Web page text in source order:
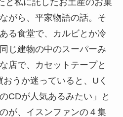
がら、平家物語の話。そ
る食堂で、カルビとか冷
じ建物の中のスーパーみ
店で、カセットテープと
うか迷っていると、Uく
CDが人気あるみたい」と
が、イスンファンの４集